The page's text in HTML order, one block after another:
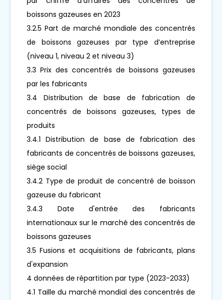
boissons gazeuses en 2023
3.2.5 Part de marché mondiale des concentrés
de boissons gazeuses par type d’entreprise
(niveau 1, niveau 2 et niveau 3)
3.3 Prix des concentrés de boissons gazeuses
par les fabricants
3.4 Distribution de base de fabrication de
concentrés de boissons gazeuses, types de
produits
3.4.1 Distribution de base de fabrication des
fabricants de concentrés de boissons gazeuses,
siège social
3.4.2 Type de produit de concentré de boisson
gazeuse du fabricant
3.4.3 Date d'entrée des fabricants
internationaux sur le marché des concentrés de
boissons gazeuses
3.5 Fusions et acquisitions de fabricants, plans
d'expansion
4 données de répartition par type (2023-2033)
4.1 Taille du marché mondial des concentrés de